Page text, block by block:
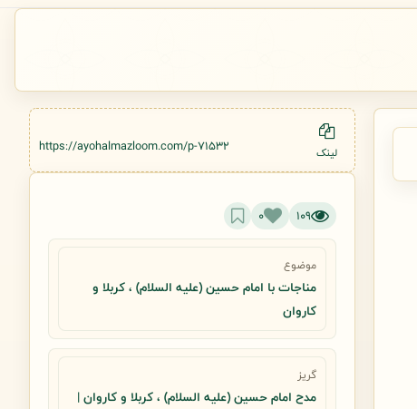
لینک https://ayohalmazloom.com/p-71532
109
0
موضوع
مناجات با امام حسین (علیه السلام) ، کربلا و
کاروان
گریز
مدح امام حسین (علیه السلام) ، کربلا و کاروان |